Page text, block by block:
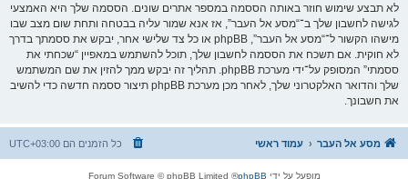
לא תבצע שימוש חוזר באותה הססמה במספר אתרים שונים. הססמה שלך היא האמצעי
לגישה לחשבון שלך ב־“מסע אל העבר”, אז אנא שמור עליה בבטחה ותחת שום מצב שבו
מישהו הקשור ל־“מסע אל העבר”, phpBB או כל צד שלישי אחר, יבקש את ססמתך בדרך
לא חוקית. אם תשכח את הססמה לחשבון שלך, תוכל להשתמש במאפיין “שכחתי את
ססמתי” המסופק על־ידי מערכת phpBB. תהליך זה יבקש ממך להזין את שם המשתמש
שלך והדואר האלקטרוני שלך, לאחר מכן מערכת phpBB תיצור ססמה חדשה כדי להשיב
את חשבונך.
מסע אל העבר עמוד ראשי כל הזמנים הם UTC+03:00
מופעל על ידי phpBB
® Forum Software © phpBB Limited